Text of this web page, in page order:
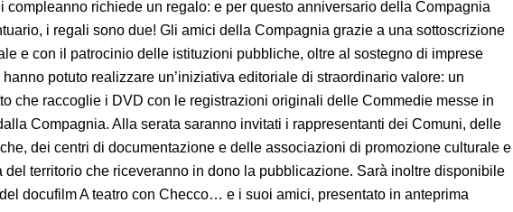
compleanno richiede un regalo: e per questo anniversario della Compagnia
i regali sono due! Gli amici della Compagnia grazie a una sottoscrizione
e con il patrocinio delle istituzioni pubbliche, oltre al sostegno di imprese
hanno potuto realizzare un’iniziativa editoriale di straordinario valore: un
che raccoglie i DVD con le registrazioni originali delle Commedie messe in
Compagnia. Alla serata saranno invitati i rappresentanti dei Comuni, delle
dei centri di documentazione e delle associazioni di promozione culturale e
del territorio che riceveranno in dono la pubblicazione. Sarà inoltre disponibile
docufilm A teatro con Checco… e i suoi amici, presentato in anteprima